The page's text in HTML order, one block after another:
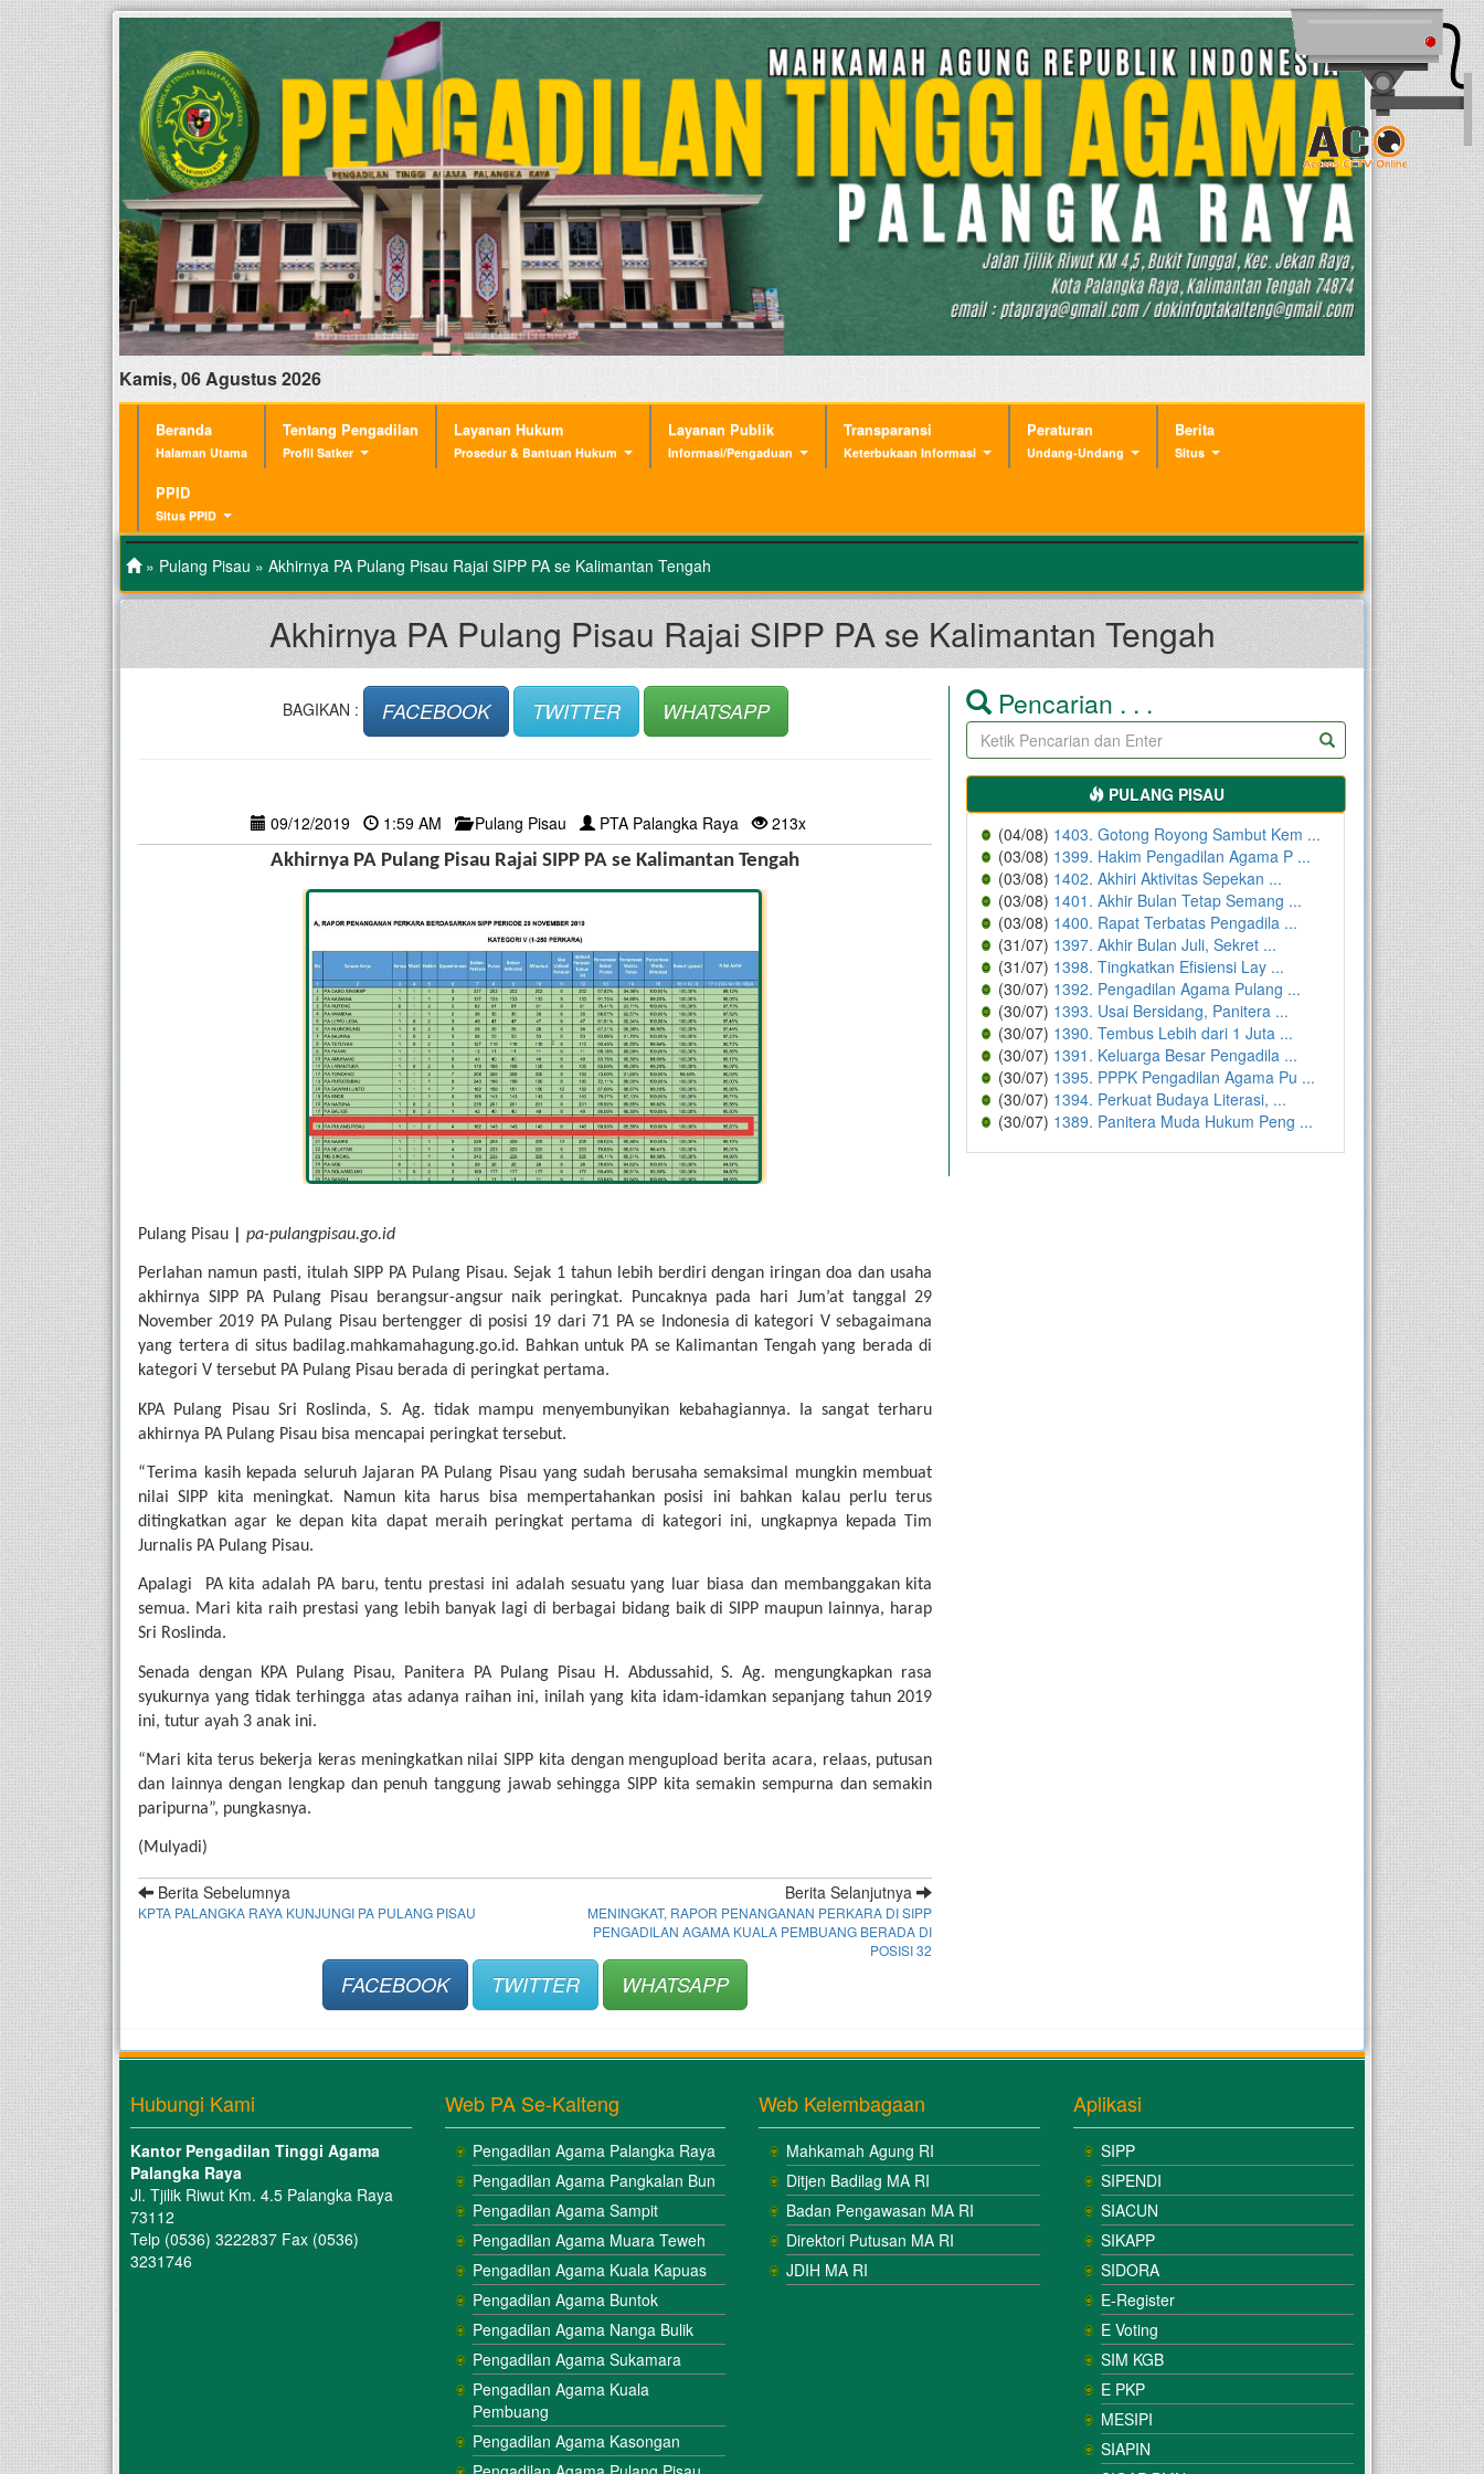
Kamis, 06 Agustus 2026
Beranda
Halaman Utama
Tentang Pengadilan
Profil Satker
Layanan Hukum
Prosedur & Bantuan Hukum
Layanan Publik
Informasi/Pengaduan
Transparansi
Keterbukaan Informasi
Peraturan
Undang-Undang
Berita
Situs
PPID
Situs PPID
» Pulang Pisau » Akhirnya PA Pulang Pisau Rajai SIPP PA se Kalimantan Tengah
Akhirnya PA Pulang Pisau Rajai SIPP PA se Kalimantan Tengah
BAGIKAN : FACEBOOK TWITTER WHATSAPP
09/12/2019 1:59 AM Pulang Pisau PTA Palangka Raya 213x
Akhirnya PA Pulang Pisau Rajai SIPP PA se Kalimantan Tengah
Pulang Pisau pa-pulangpisau.go.id
Perlahan namun pasti, itulah SIPP PA Pulang Pisau. Sejak 1 tahun lebih berdiri dengan iringan doa dan usaha
akhirnya SIPP PA Pulang Pisau berangsur-angsur naik peringkat. Puncaknya pada hari Jum’at tanggal 29
November 2019 PA Pulang Pisau bertengger di posisi 19 dari 71 PA se Indonesia di kategori V sebagaimana
yang tertera di situs badilag.mahkamahagung.go.id. Bahkan untuk PA se Kalimantan Tengah yang berada di
kategori V tersebut PA Pulang Pisau berada di peringkat pertama.
KPA Pulang Pisau Sri Roslinda, S. Ag. tidak mampu menyembunyikan kebahagiannya. Ia sangat terharu
akhirnya PA Pulang Pisau bisa mencapai peringkat tersebut.
“Terima kasih kepada seluruh Jajaran PA Pulang Pisau yang sudah berusaha semaksimal mungkin membuat
nilai SIPP kita meningkat. Namun kita harus bisa mempertahankan posisi ini bahkan kalau perlu terus
ditingkatkan agar ke depan kita dapat meraih peringkat pertama di kategori ini, ungkapnya kepada Tim
Jurnalis PA Pulang Pisau.
Apalagi  PA kita adalah PA baru, tentu prestasi ini adalah sesuatu yang luar biasa dan membanggakan kita
semua. Mari kita raih prestasi yang lebih banyak lagi di berbagai bidang baik di SIPP maupun lainnya, harap
Sri Roslinda.
Senada dengan KPA Pulang Pisau, Panitera PA Pulang Pisau H. Abdussahid, S. Ag. mengungkapkan rasa
syukurnya yang tidak terhingga atas adanya raihan ini, inilah yang kita idam-idamkan sepanjang tahun 2019
ini, tutur ayah 3 anak ini.
“Mari kita terus bekerja keras meningkatkan nilai SIPP kita dengan mengupload berita acara, relaas, putusan
dan lainnya dengan lengkap dan penuh tanggung jawab sehingga SIPP kita semakin sempurna dan semakin
paripurna”, pungkasnya.
(Mulyadi)
Berita Sebelumnya
KPTA PALANGKA RAYA KUNJUNGI PA PULANG PISAU
Berita Selanjutnya
MENINGKAT, RAPOR PENANGANAN PERKARA DI SIPP
PENGADILAN AGAMA KUALA PEMBUANG BERADA DI
POSISI 32
FACEBOOK TWITTER WHATSAPP
Pencarian . . .
PULANG PISAU
(04/08) 1403. Gotong Royong Sambut Kem ...
(03/08) 1399. Hakim Pengadilan Agama P ...
(03/08) 1402. Akhiri Aktivitas Sepekan ...
(03/08) 1401. Akhir Bulan Tetap Semang ...
(03/08) 1400. Rapat Terbatas Pengadila ...
(31/07) 1397. Akhir Bulan Juli, Sekret ...
(31/07) 1398. Tingkatkan Efisiensi Lay ...
(30/07) 1392. Pengadilan Agama Pulang ...
(30/07) 1393. Usai Bersidang, Panitera ...
(30/07) 1390. Tembus Lebih dari 1 Juta ...
(30/07) 1391. Keluarga Besar Pengadila ...
(30/07) 1395. PPPK Pengadilan Agama Pu ...
(30/07) 1394. Perkuat Budaya Literasi, ...
(30/07) 1389. Panitera Muda Hukum Peng ...
Hubungi Kami
Kantor Pengadilan Tinggi Agama
Palangka Raya
Jl. Tjilik Riwut Km. 4.5 Palangka Raya
73112
Telp (0536) 3222837 Fax (0536)
3231746
Web PA Se-Kalteng
Pengadilan Agama Palangka Raya
Pengadilan Agama Pangkalan Bun
Pengadilan Agama Sampit
Pengadilan Agama Muara Teweh
Pengadilan Agama Kuala Kapuas
Pengadilan Agama Buntok
Pengadilan Agama Nanga Bulik
Pengadilan Agama Sukamara
Pengadilan Agama Kuala
Pembuang
Pengadilan Agama Kasongan
Web Kelembagaan
Mahkamah Agung RI
Ditjen Badilag MA RI
Badan Pengawasan MA RI
Direktori Putusan MA RI
JDIH MA RI
Aplikasi
SIPP
SIPENDI
SIACUN
SIKAPP
SIDORA
E-Register
E Voting
SIM KGB
E PKP
MESIPI
SIAPIN